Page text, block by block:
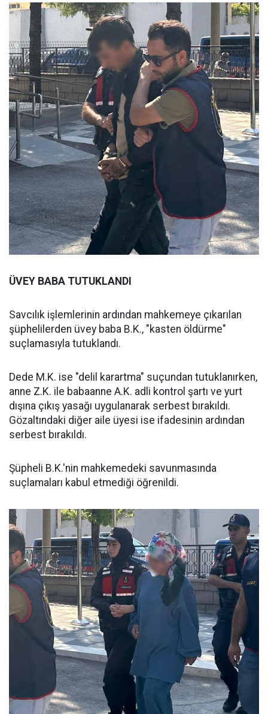
ÜVEY BABA TUTUKLANDI
Savcılık işlemlerinin ardından mahkemeye çıkarılan
şüphelilerden üvey baba B.K., "kasten öldürme"
suçlamasıyla tutuklandı.
Dede M.K. ise "delil karartma" suçundan tutuklanırken,
anne Z.K. ile babaanne A.K. adli kontrol şartı ve yurt
dışına çıkış yasağı uygulanarak serbest bırakıldı.
Gözaltındaki diğer aile üyesi ise ifadesinin ardından
serbest bırakıldı.
Şüpheli B.K.'nin mahkemedeki savunmasında
suçlamaları kabul etmediği öğrenildi.